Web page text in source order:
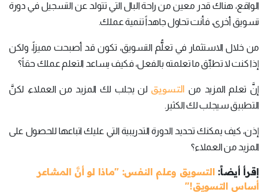
الواقع، هناك قدر معين من راحة البال التي تتولد عن التسجيل في دورة
تسويق أخرى، فأنت تحاول جاهداً تنمية عملك.
من خلال الاستثمار في تعلُّم التسويق، تكون قد أصبحت مميزاً، ولكن
إذا كنت لا تطبِّق ما تعلمته بالفعل، فكيف يساعد التعلم عملك حقاً؟
إنَّ تعلم المزيد من التسويق لن يجلب لك المزيد من العملاء، لكنَّ
التطبيق سيجلب لك الكثير.
إذن، كيف يمكنك تحديد الدورة التدريبية التي عليك اتباعها للحصول على
المزيد من العملاء؟
إقرأ أيضاً: التسويق وعلم النفس: "ماذا لو أنَّ المشاعر
أساس التسويق!"